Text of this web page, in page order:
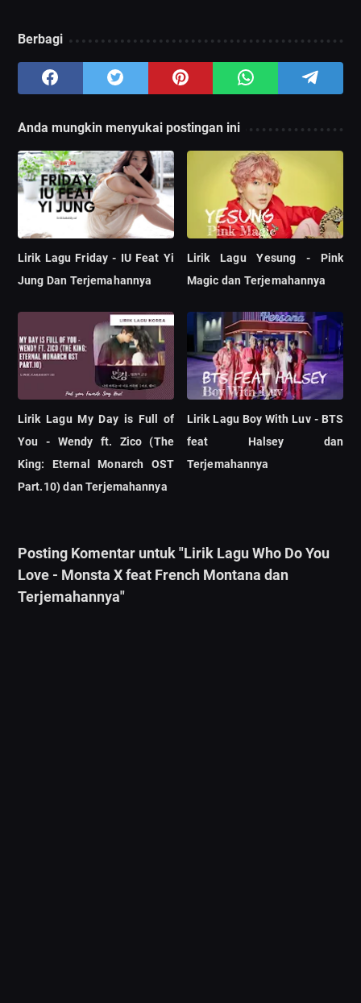
Berbagi
Anda mungkin menyukai postingan ini
Lirik Lagu Friday - IU Feat Yi
Jung Dan Terjemahannya
Lirik Lagu Yesung - Pink
Magic dan Terjemahannya
Lirik Lagu My Day is Full of
You - Wendy ft. Zico (The
King: Eternal Monarch OST
Part.10) dan Terjemahannya
Lirik Lagu Boy With Luv - BTS
feat Halsey dan
Terjemahannya
Posting Komentar untuk "Lirik Lagu Who Do You
Love - Monsta X feat French Montana dan
Terjemahannya"